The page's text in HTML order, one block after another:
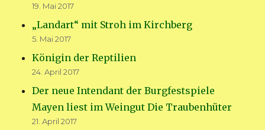
19. Mai 2017
„Landart“ mit Stroh im Kirchberg
5. Mai 2017
Königin der Reptilien
24. April 2017
Der neue Intendant der Burgfestspiele
Mayen liest im Weingut Die Traubenhüter
21. April 2017